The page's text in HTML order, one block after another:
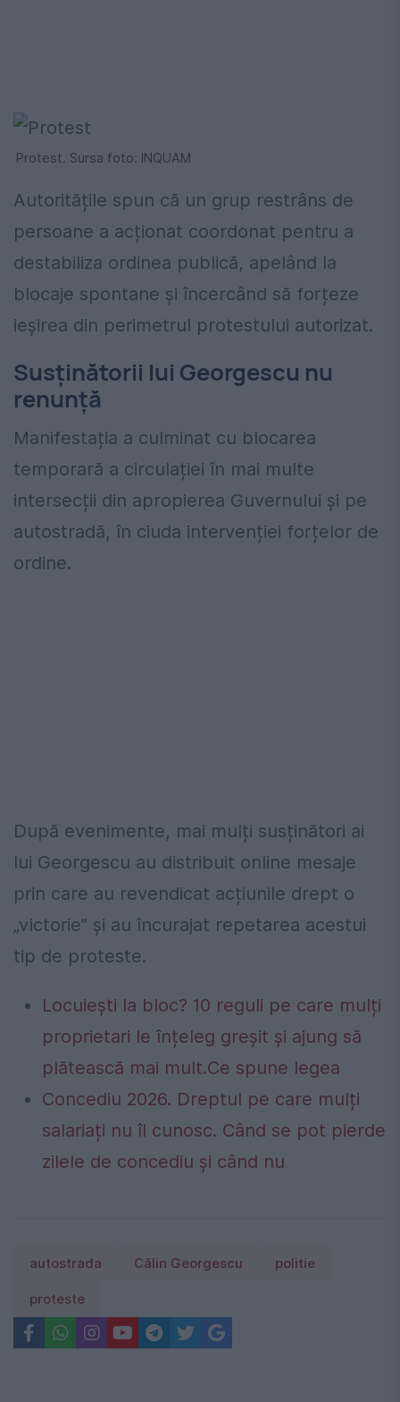
Protest. Sursa foto: INQUAM
Autoritățile spun că un grup restrâns de
persoane a acționat coordonat pentru a
destabiliza ordinea publică, apelând la
blocaje spontane și încercând să forțeze
ieșirea din perimetrul protestului autorizat.
Susținătorii lui Georgescu nu
renunță
Manifestația a culminat cu blocarea
temporară a circulației în mai multe
intersecții din apropierea Guvernului și pe
autostradă, în ciuda intervenției forțelor de
ordine.
După evenimente, mai mulți susținători ai
lui Georgescu au distribuit online mesaje
prin care au revendicat acțiunile drept o
„victorie” și au încurajat repetarea acestui
tip de proteste.
Locuiești la bloc? 10 reguli pe care mulți
proprietari le înțeleg greșit și ajung să
plătească mai mult.Ce spune legea
Concediu 2026. Dreptul pe care mulți
salariați nu îl cunosc. Când se pot pierde
zilele de concediu și când nu
autostrada Călin Georgescu politie
proteste